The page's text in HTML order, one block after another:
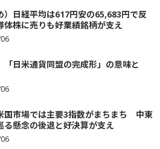
）日経平均は617円安の65,683円で反
株に売りも好業績銘柄が支え
「日米通貨同盟の完成形」の意味と
国市場では主要3指数がまちまち 中東
る懸念の後退と好決算が支え